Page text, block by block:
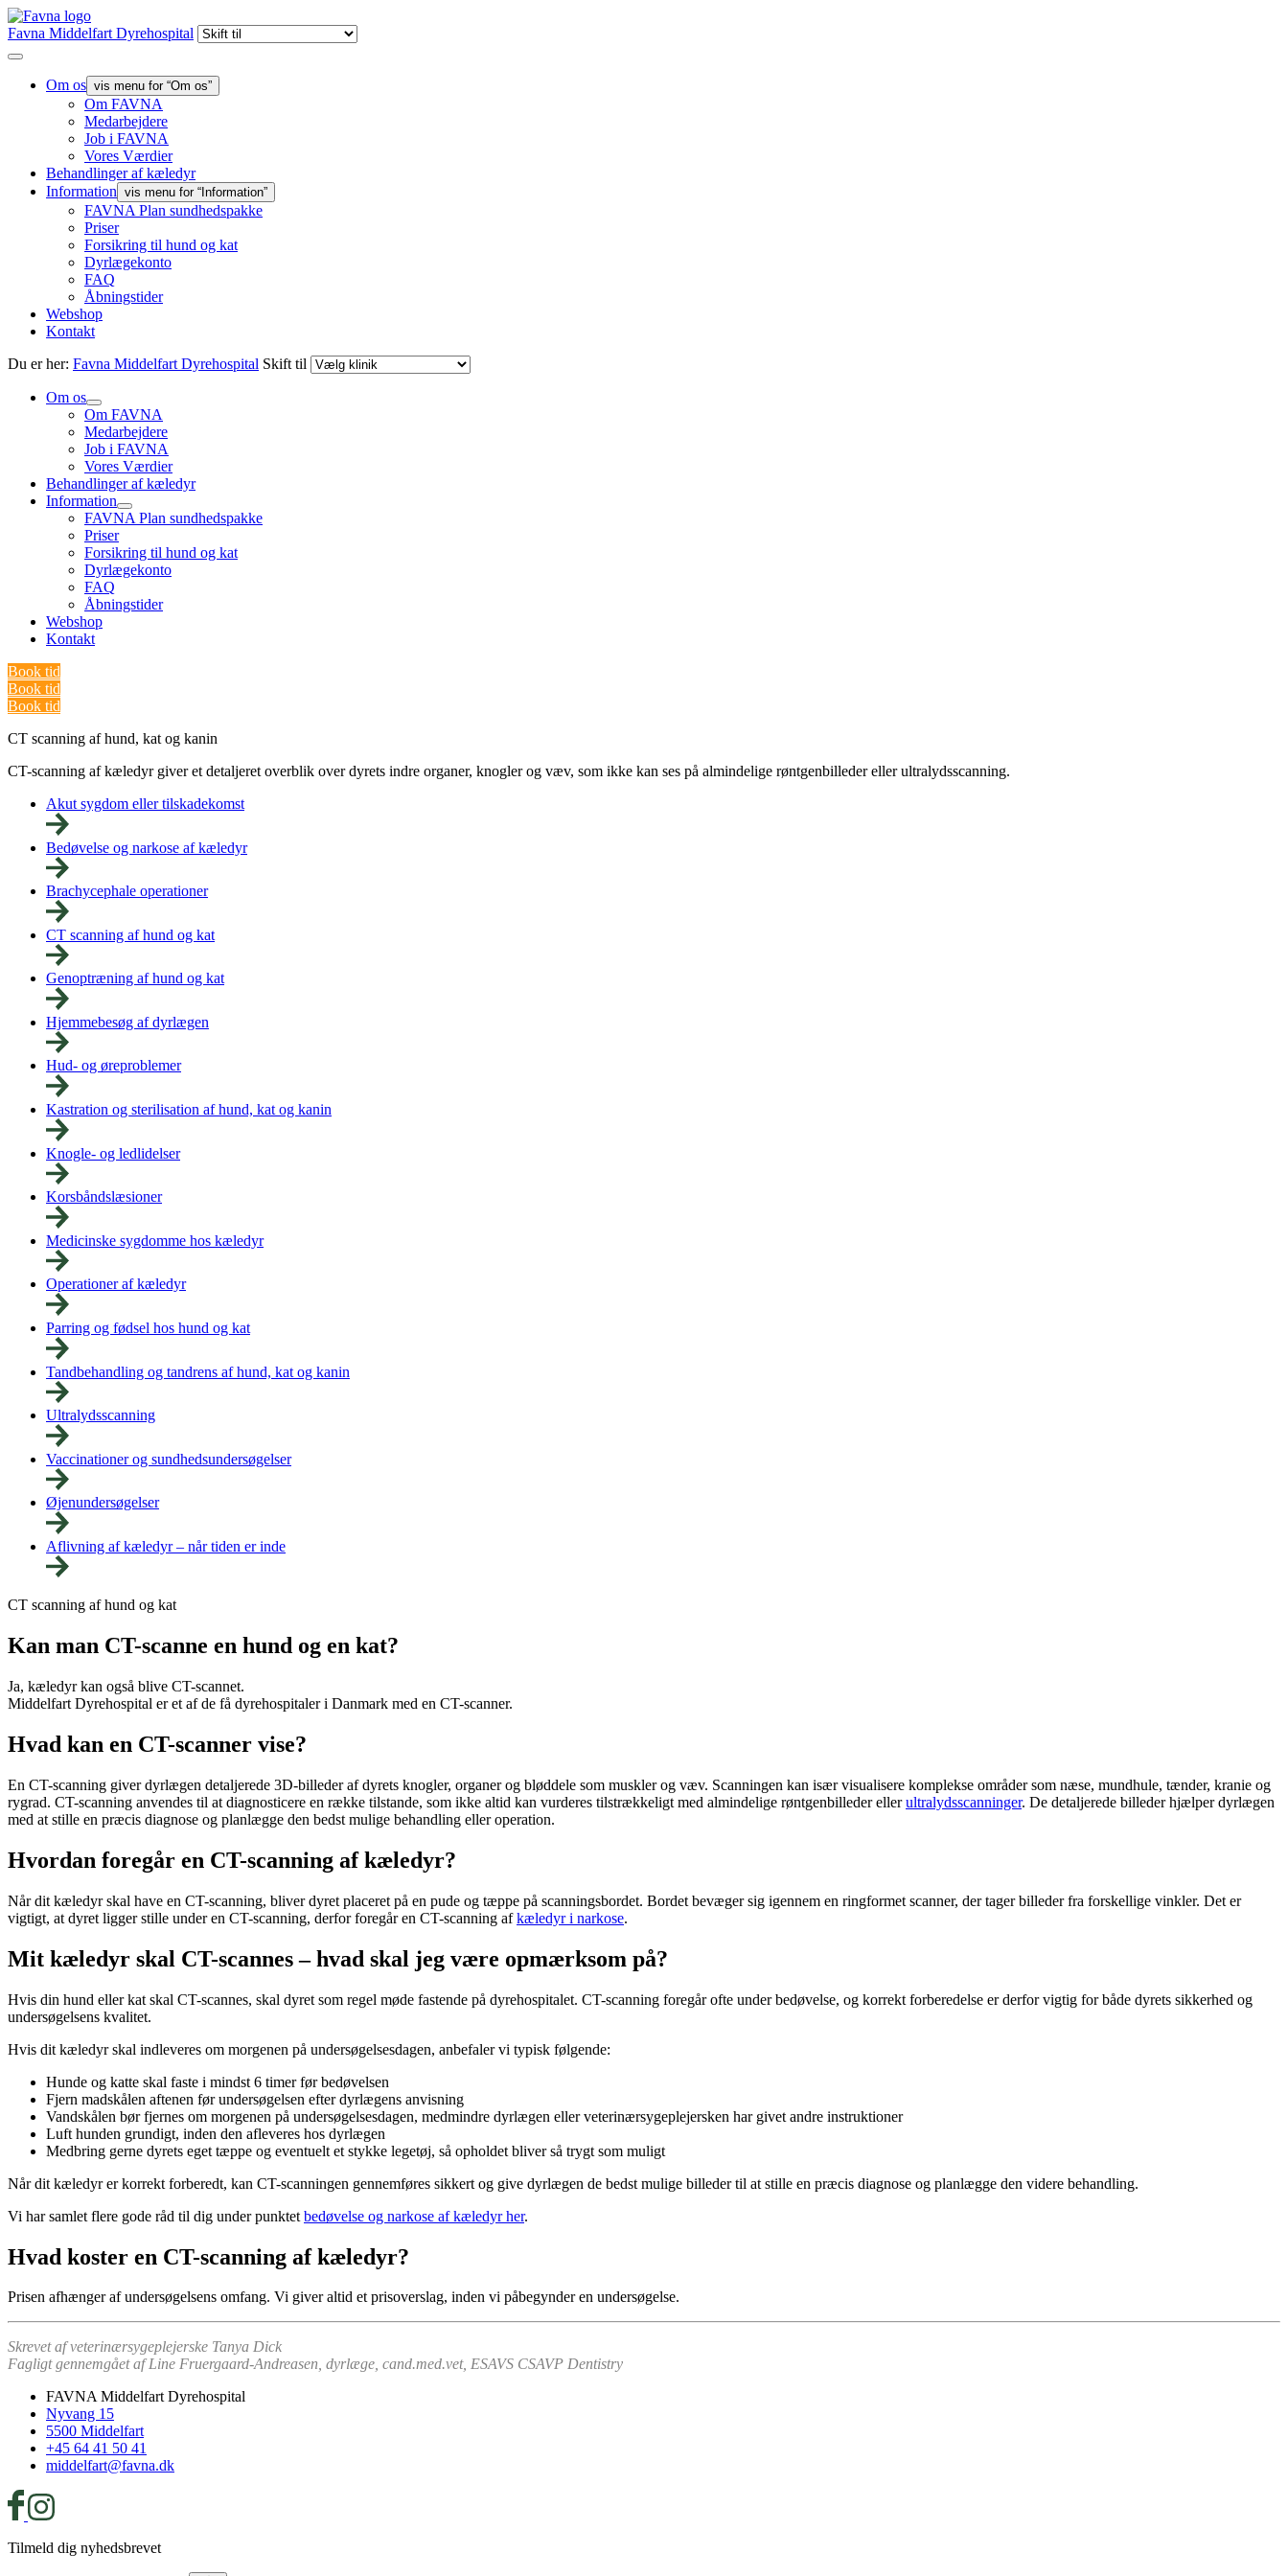
Favna Middelfart Dyrehospital
Om os vis menu for “Om os”
Om FAVNA
Medarbejdere
Job i FAVNA
Vores Værdier
Behandlinger af kæledyr
Information vis menu for “Information”
FAVNA Plan sundhedspakke
Priser
Forsikring til hund og kat
Dyrlægekonto
FAQ
Åbningstider
Webshop
Kontakt
Du er her: Favna Middelfart Dyrehospital Skift til
Om os
Om FAVNA
Medarbejdere
Job i FAVNA
Vores Værdier
Behandlinger af kæledyr
Information
FAVNA Plan sundhedspakke
Priser
Forsikring til hund og kat
Dyrlægekonto
FAQ
Åbningstider
Webshop
Kontakt
Book tid
Book tid
Book tid
CT scanning af hund, kat og kanin
CT-scanning af kæledyr giver et detaljeret overblik over dyrets indre organer, knogler og væv, som ikke kan ses på almindelige røntgenbilleder eller ultralydsscanning.
Akut sygdom eller tilskadekomst
Bedøvelse og narkose af kæledyr
Brachycephale operationer
CT scanning af hund og kat
Genoptræning af hund og kat
Hjemmebesøg af dyrlægen
Hud- og øreproblemer
Kastration og sterilisation af hund, kat og kanin
Knogle- og ledlidelser
Korsbåndslæsioner
Medicinske sygdomme hos kæledyr
Operationer af kæledyr
Parring og fødsel hos hund og kat
Tandbehandling og tandrens af hund, kat og kanin
Ultralydsscanning
Vaccinationer og sundhedsundersøgelser
Øjenundersøgelser
Aflivning af kæledyr – når tiden er inde
CT scanning af hund og kat
Kan man CT-scanne en hund og en kat?
Ja, kæledyr kan også blive CT-scannet.
Middelfart Dyrehospital er et af de få dyrehospitaler i Danmark med en CT-scanner.
Hvad kan en CT-scanner vise?
En CT-scanning giver dyrlægen detaljerede 3D-billeder af dyrets knogler, organer og bløddele som muskler og væv. Scanningen kan især visualisere komplekse områder som næse, mundhule, tænder, kranie og
rygrad. CT-scanning anvendes til at diagnosticere en række tilstande, som ikke altid kan vurderes tilstrækkeligt med almindelige røntgenbilleder ellerultralydsscanninger. De detaljerede billeder hjælper dyrlægen
med at stille en præcis diagnose og planlægge den bedst mulige behandling eller operation.
Hvordan foregår en CT-scanning af kæledyr?
Når dit kæledyr skal have en CT-scanning, bliver dyret placeret på en pude og tæppe på scanningsbordet. Bordet bevæger sig igennem en ringformet scanner, der tager billeder fra forskellige vinkler. Det er
vigtigt, at dyret ligger stille under en CT-scanning, derfor foregår en CT-scanning afkæledyr i narkose.
Mit kæledyr skal CT-scannes – hvad skal jeg være opmærksom på?
Hvis din hund eller kat skal CT-scannes, skal dyret som regel møde fastende på dyrehospitalet. CT-scanning foregår ofte under bedøvelse, og korrekt forberedelse er derfor vigtig for både dyrets sikkerhed og
undersøgelsens kvalitet.
Hvis dit kæledyr skal indleveres om morgenen på undersøgelsesdagen, anbefaler vi typisk følgende:
Hunde og katte skal faste i mindst 6 timer før bedøvelsen
Fjern madskålen aftenen før undersøgelsen efter dyrlægens anvisning
Vandskålen bør fjernes om morgenen på undersøgelsesdagen, medmindre dyrlægen eller veterinærsygeplejersken har givet andre instruktioner
Luft hunden grundigt, inden den afleveres hos dyrlægen
Medbring gerne dyrets eget tæppe og eventuelt et stykke legetøj, så opholdet bliver så trygt som muligt
Når dit kæledyr er korrekt forberedt, kan CT-scanningen gennemføres sikkert og give dyrlægen de bedst mulige billeder til at stille en præcis diagnose og planlægge den videre behandling.
Vi har samlet flere gode råd til dig under punktet bedøvelse og narkose af kæledyr her.
Hvad koster en CT-scanning af kæledyr?
Prisen afhænger af undersøgelsens omfang. Vi giver altid et prisoverslag, inden vi påbegynder en undersøgelse.
Skrevet af veterinærsygeplejerske Tanya Dick
Fagligt gennemgået af Line Fruergaard-Andreasen, dyrlæge, cand.med.vet, ESAVS CSAVP Dentistry
FAVNA Middelfart Dyrehospital
Nyvang 15
5500 Middelfart
+45 64 41 50 41
middelfart@favna.dk
Tilmeld dig nyhedsbrevet